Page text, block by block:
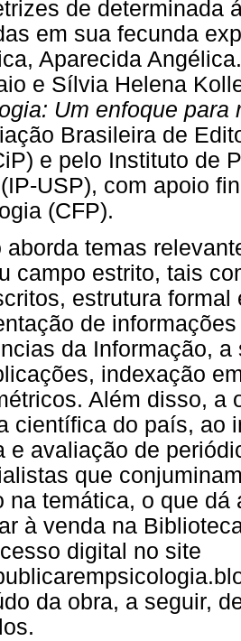
de determinada
em sua fecunda
Aparecida
e Sílvia Helena
Um enfoque para
Brasileira de
e pelo Instituto de
USP), com apoio
(CFP).
aborda temas
campo estrito, tais
estrutura
de
da Informação,
indexação
Além disso, a
científica do país, ao
e avaliação de
que
na temática, o que
à venda na
digital no site
da obra, a seguir,